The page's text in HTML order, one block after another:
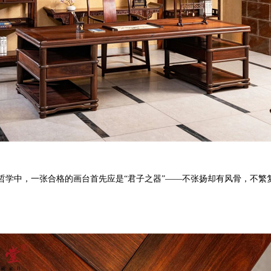
学中，一张合格的画台首先应是“君子之器”——不张扬却有风骨，不繁